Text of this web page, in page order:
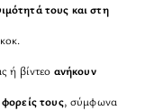
τους και στη
ή βίντεο ανήκουν
τους, σύμφωνα